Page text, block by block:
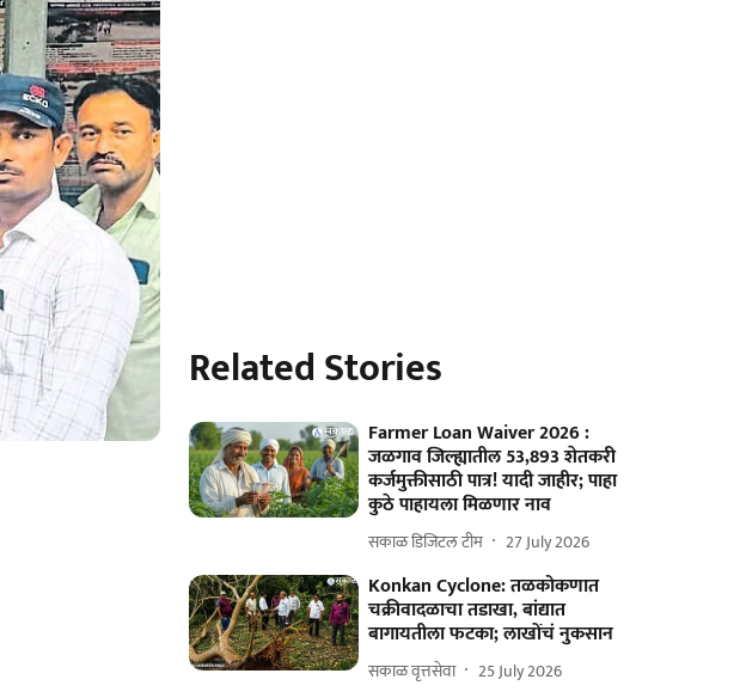
Related Stories
Farmer Loan Waiver 2026 :
जळगाव जिल्ह्यातील 53,893 शेतकरी
कर्जमुक्तीसाठी पात्र! यादी जाहीर; पाहा
कुठे पाहायला मिळणार नाव
सकाळ डिजिटल टीम 27 July 2026
Konkan Cyclone: तळकोकणात
चक्रीवादळाचा तडाखा, बांद्यात
बागायतीला फटका; लाखोंचं नुकसान
सकाळ वृत्तसेवा 25 July 2026